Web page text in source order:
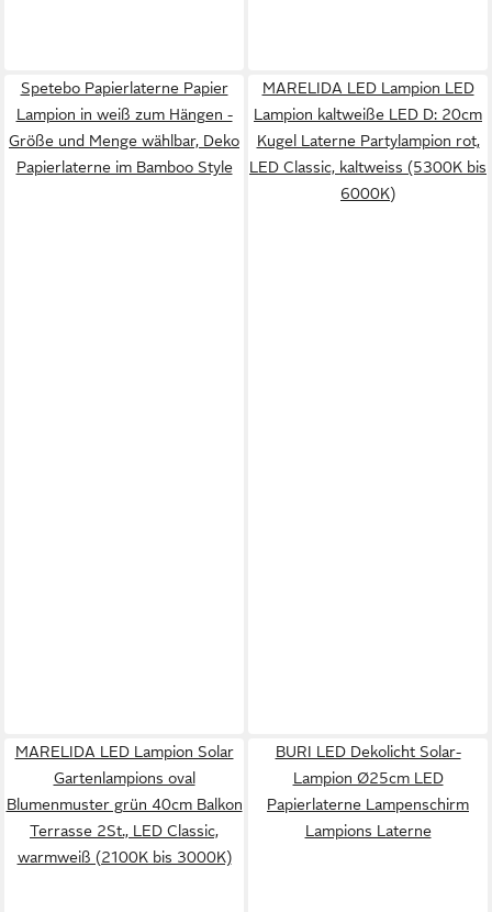
Spetebo Papierlaterne Papier
Lampion in weiß zum Hängen -
Größe und Menge wählbar, Deko
Papierlaterne im Bamboo Style
MARELIDA LED Lampion LED
Lampion kaltweiße LED D: 20cm
Kugel Laterne Partylampion rot,
LED Classic, kaltweiss (5300K bis
6000K)
MARELIDA LED Lampion Solar
Gartenlampions oval
Blumenmuster grün 40cm Balkon
Terrasse 2St., LED Classic,
warmweiß (2100K bis 3000K)
BURI LED Dekolicht Solar-
Lampion Ø25cm LED
Papierlaterne Lampenschirm
Lampions Laterne